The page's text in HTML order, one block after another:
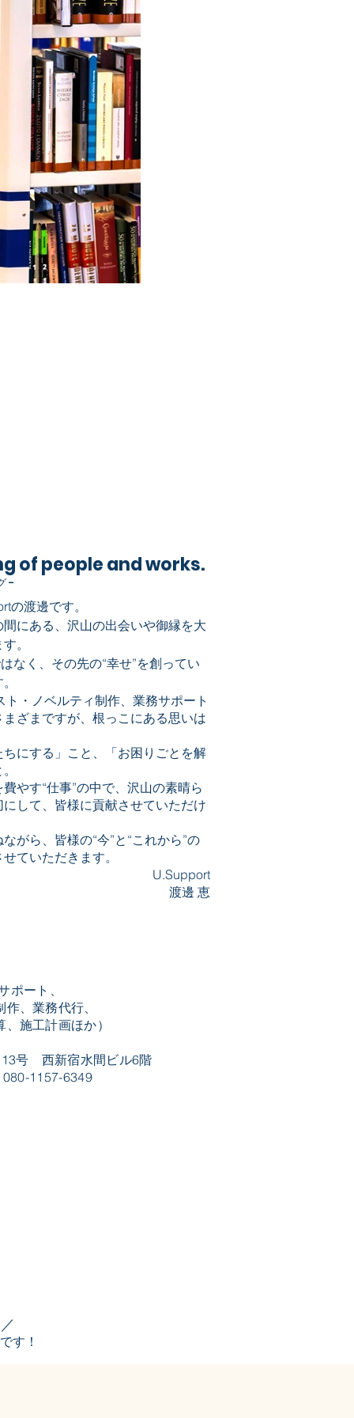
of people and works.
-
の渡邊です。
にある、沢山の出会いや御縁を大
。
なく、その先の“幸せ”を創ってい
・ノベルティ制作、業務サポート
ざまですが、根っこにある思いは
にする」こと、「お困りごとを解
やす“仕事”の中で、沢山の素晴ら
して、皆様に貢献させていただけ
がら、皆様の“今”と“これから”の
ていただきます。
U.Support
渡邊 恵
ポート、
、業務代行、
施工計画ほか）
号 西新宿水間ビル6階
1157-6349
す！​